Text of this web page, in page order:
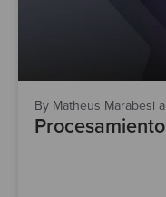
By Matheus Marabesi